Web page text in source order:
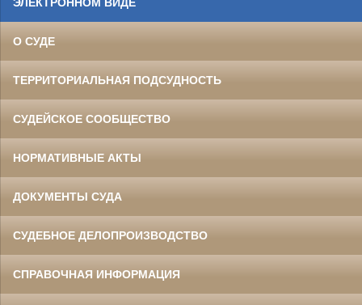
О СУДЕ
ТЕРРИТОРИАЛЬНАЯ ПОДСУДНОСТЬ
СУДЕЙСКОЕ СООБЩЕСТВО
НОРМАТИВНЫЕ АКТЫ
ДОКУМЕНТЫ СУДА
СУДЕБНОЕ ДЕЛОПРОИЗВОДСТВО
СПРАВОЧНАЯ ИНФОРМАЦИЯ